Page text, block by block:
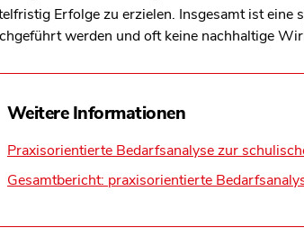
Erfolge zu erzielen. Insgesamt ist eine
werden und oft keine nachhaltige
Weitere Informationen
Praxisorientierte Bedarfsanalyse zur
Gesamtbericht: praxisorientierte